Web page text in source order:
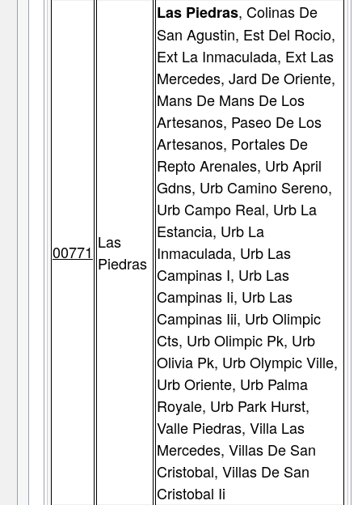
00771 Las
Piedras
Las Piedras, Colinas De
San Agustin, Est Del Rocio,
Ext La Inmaculada, Ext Las
Mercedes, Jard De Oriente,
Mans De Mans De Los
Artesanos, Paseo De Los
Artesanos, Portales De
Repto Arenales, Urb April
Gdns, Urb Camino Sereno,
Urb Campo Real, Urb La
Estancia, Urb La
Inmaculada, Urb Las
Campinas I, Urb Las
Campinas Ii, Urb Las
Campinas Iii, Urb Olimpic
Cts, Urb Olimpic Pk, Urb
Olivia Pk, Urb Olympic Ville,
Urb Oriente, Urb Palma
Royale, Urb Park Hurst,
Valle Piedras, Villa Las
Mercedes, Villas De San
Cristobal, Villas De San
Cristobal Ii